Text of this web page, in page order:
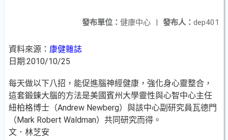
發布人： dep401
發布單位： 健康中心 |
資料來源： 康健雜誌
日期:2010/10/25
每天做以下八招，能促進腦神經健康，強化身心靈整合，
這套鍛鍊大腦的方法是美國賓州大學靈性與心智中心主任
紐柏格博士（Andrew Newberg）與該中心副研究員瓦德門
（Mark Robert Waldman）共同研究而得。
文．林芝安